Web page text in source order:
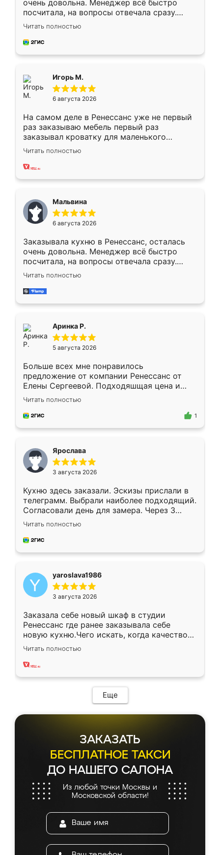
очень довольна. Менеджер всё быстро
посчитала, на вопросы отвечала сразу.
Замерщик приехал в субботу, подошёл к
делу со всей ответственностью. Собрали
за день, ребята работали аккуратно, даже
Читать полностью
Игорь М.
6 августа 2026
На самом деле в Ренессанс уже не первый
раз заказываю мебель первый раз
заказывал кроватку для маленького
ребёнка при его рождении ,во второй раз
заказал шкаф-купе. По качеству очень
хорошее сборка достаточно быстрая,
меньше, здесь же он более разнообразный.
Мне нравится ,если что-то потребуется из
мебели буду заказывать только здесь.
Читать полностью
Мальвина
6 августа 2026
Заказывала кухню в Ренессанс, осталась
очень довольна. Менеджер всё быстро
посчитала, на вопросы отвечала сразу.
Замерщик приехал в субботу, подошёл к
делу со всей ответственностью. Собрали
за день, ребята работали аккуратно, даже
Читать полностью
Аринка Р.
5 августа 2026
Больше всех мне понравилось
предложение от компании Ренессанс от
Елены Сергеевой. Подходяшщая цена и
короткие сроки изготовления. Приехавший
для замера сотрудник Владислав
предложил по моему эскизу самый
Читать полностью
1
Ярослава
3 августа 2026
Кухню здесь заказали. Эскизы прислали в
телеграмм. Выбрали наиболее подходящий.
Согласовали день для замера. Через 3
недели кухня была уже готова. Остались
довольны работой. Спасибо Ренессанс
мебель за качественную работу!
Читать полностью
yaroslava1986
3 августа 2026
Заказала себе новый шкаф в студии
Ренессанс где ранее заказывала себе
новую кухню.Чего искать, когда качеством
вполне довольна. Служит кухня уже почти
два года, нареканий нет.
Читать полностью
Еще
ЗАКАЗАТЬ
БЕСПЛАТНОЕ ТАКСИ
ДО НАШЕГО САЛОНА
Из любой точки Москвы и
Московской области!